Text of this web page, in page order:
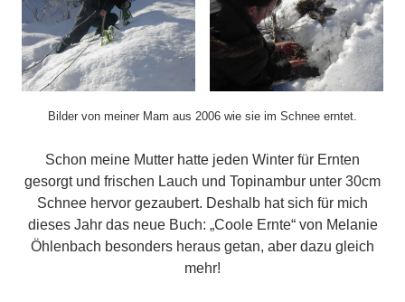
Bilder von meiner Mam aus 2006 wie sie im Schnee erntet.
Schon meine Mutter hatte jeden Winter für Ernten
gesorgt und frischen Lauch und Topinambur unter 30cm
Schnee hervor gezaubert. Deshalb hat sich für mich
dieses Jahr das neue Buch: „Coole Ernte“ von Melanie
Öhlenbach besonders heraus getan, aber dazu gleich
mehr!